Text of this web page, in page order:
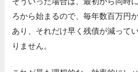
ろから始まるので、毎年数百万円
あり、それだけ早く残債が減って
りません。